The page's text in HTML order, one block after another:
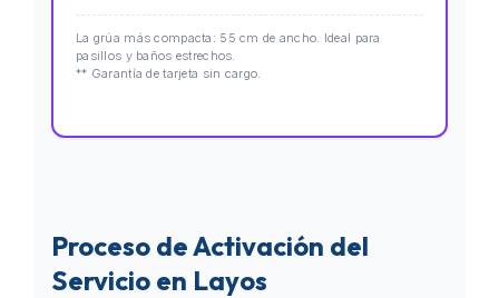
La grúa más compacta: 55 cm de ancho. Ideal para
pasillos y baños estrechos.
** Garantía de tarjeta sin cargo.
Proceso de Activación del
Servicio en Layos